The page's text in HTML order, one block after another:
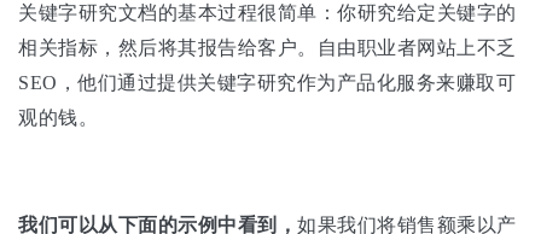
关键字研究文档的基本过程很简单：你研究给定关键字的
相关指标，然后将其报告给客户。自由职业者网站上不乏
SEO，他们通过提供关键字研究作为产品化服务来赚取可
观的钱。
我们可以从下面的示例中看到， 如果我们将销售额乘以产